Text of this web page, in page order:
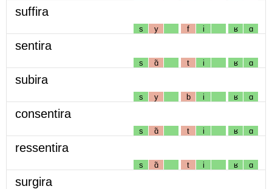
suffira
s y f i ʁ ɑ
sentira
s ɑ̃ t i ʁ ɑ
subira
s y b i ʁ ɑ
consentira
s ɑ̃ t i ʁ ɑ
ressentira
s ɑ̃ t i ʁ ɑ
surgira